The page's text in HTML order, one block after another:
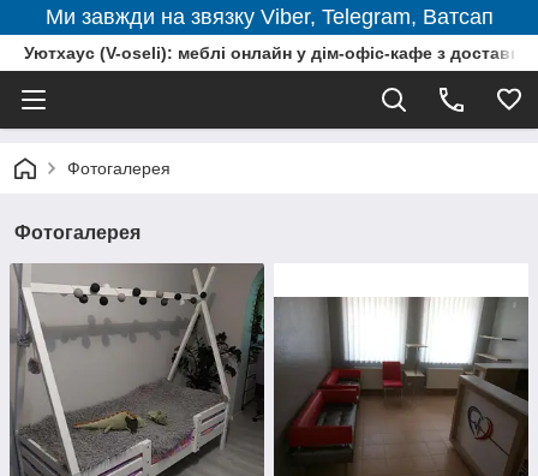
Ми завжди на звязку Viber, Telegram, Ватсап
Уютхаус (V-oseli): меблі онлайн у дім-офіс-кафе з
Фотогалерея
Фотогалерея